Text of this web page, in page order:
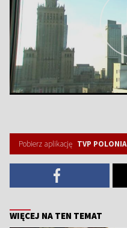
Pobierz aplikację TVP POLONIA
WIĘCEJ NA TEN TEMAT